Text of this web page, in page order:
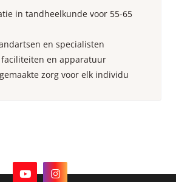
in tandheelkunde voor 55-65
en specialisten
en apparatuur
zorg voor elk individu